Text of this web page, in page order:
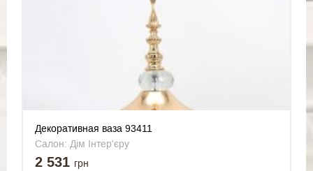
Декоративная ваза 93411
Салон: Дім Інтер'єру
2 531 грн